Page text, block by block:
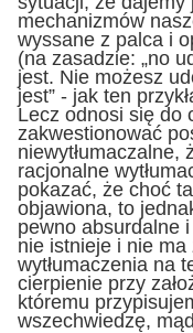
mechanizmów
wyssane z palca i
(na zasadzie: „no
jest. Nie możesz
jest” - jak ten
Lecz odnosi się do
zakwestionować
niewytłumaczalne,
racjonalne
pokazać, że choć
objawiona, to
pewno absurdalne
nie istnieje i nie
wytłumaczenia na
cierpienie przy
któremu
wszechwiedzę,